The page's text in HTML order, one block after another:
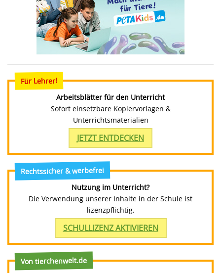
Für Lehrer!
Arbeitsblätter für den Unterricht
Sofort einsetzbare Kopiervorlagen &
Unterrichtsmaterialien
JETZT ENTDECKEN
Rechtssicher & werbefrei
Nutzung im Unterricht?
Die Verwendung unserer Inhalte in der Schule ist
lizenzpflichtig.
SCHULLIZENZ AKTIVIEREN
Von tierchenwelt.de